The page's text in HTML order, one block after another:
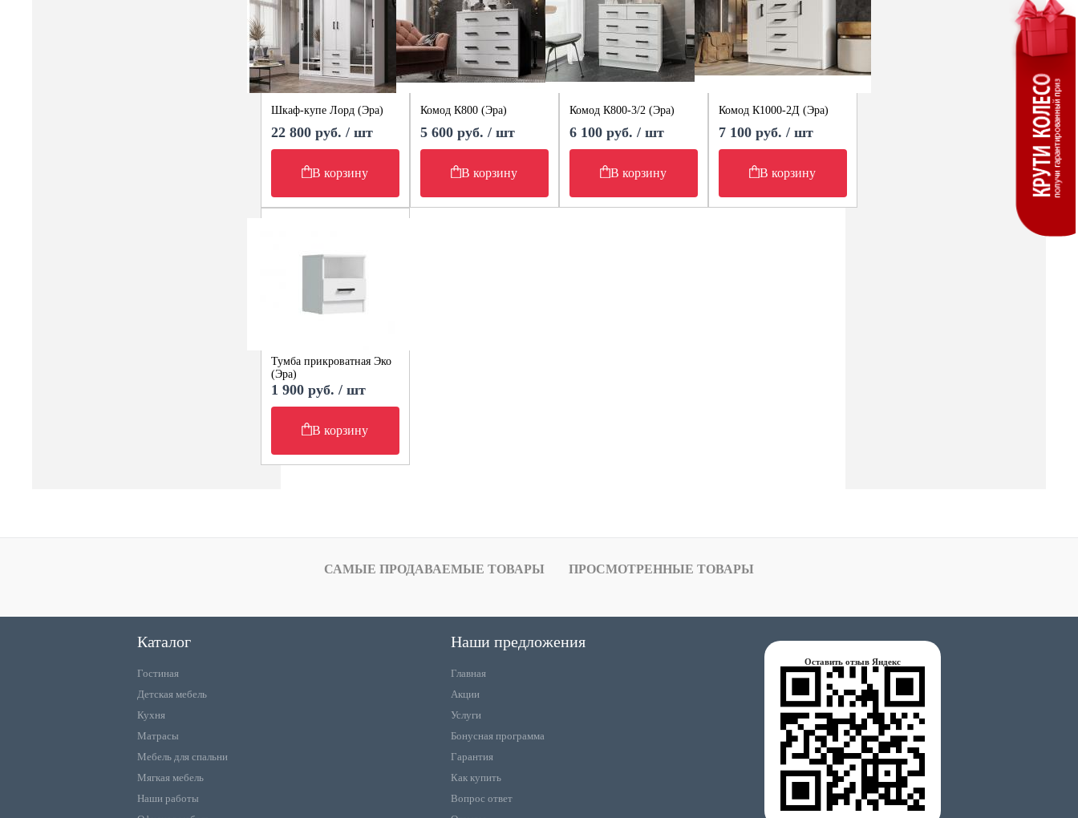
Шкаф-купе Лорд (Эра)
22 800 руб. / шт
В корзину
Комод К800 (Эра)
5 600 руб. / шт
В корзину
Комод К800-3/2 (Эра)
6 100 руб. / шт
В корзину
Комод К1000-2Д (Эра)
7 100 руб. / шт
В корзину
Тумба прикроватная Эко
(Эра)
1 900 руб. / шт
В корзину
САМЫЕ ПРОДАВАЕМЫЕ ТОВАРЫ ПРОСМОТРЕННЫЕ ТОВАРЫ
Каталог
Гостиная
Детская мебель
Кухня
Матрасы
Мебель для спальни
Мягкая мебель
Наши работы
Наши предложения
Главная
Акции
Услуги
Бонусная программа
Гарантия
Как купить
Вопрос ответ
Оставить отзыв Яндекс